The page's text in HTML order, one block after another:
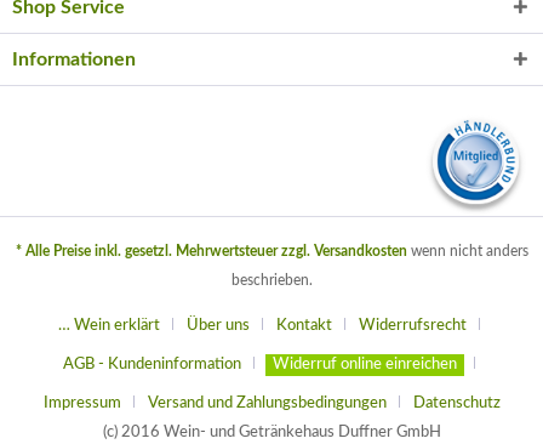
Shop Service
Informationen
* Alle Preise inkl. gesetzl. Mehrwertsteuer zzgl. Versandkostenwenn nicht anders
beschrieben.
… Wein erklärt Über uns Kontakt Widerrufsrecht
AGB - Kundeninformation Widerruf online einreichen
Impressum Versand und Zahlungsbedingungen
Datenschutz
(c) 2016 Wein- und Getränkehaus Duffner GmbH